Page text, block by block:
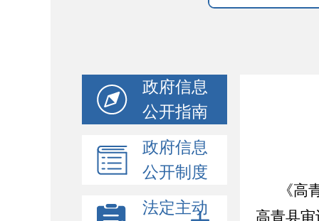
政府信息
公开指南
政府信息
公开制度
法定主动
《
高青县